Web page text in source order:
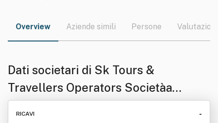
Overview Aziende simili Persone Valutazioni
Dati societari di Sk Tours &
Travellers Operators Societàa
Responsabilita' Limitat A
RICAVI -